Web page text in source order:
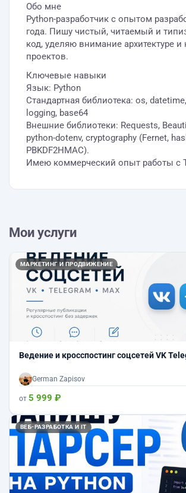
Обо мне
Python-разработчик с опытом
года. Пишу чистый, читаемый и
код, уделяю внимание архитектуре и
проектов.
Ключевые навыки
Язык: Python
Стандартная библиотека: os,
logging, base64
Внешние библиотеки: Requests,
python-dotenv, cryptography (Fernet,
PBKDF2HMAC).
Имею коммерческий опыт работы с
Мои услуги
МАРКЕТИНГ И ПРОДВИЖЕНИЕ
Ведение и кросспостинг соцсетей VK
German Zapisov
от 5 999 ₽
ВЕБ-РАЗРАБОТКА И IT